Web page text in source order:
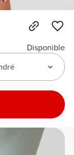
Disponible